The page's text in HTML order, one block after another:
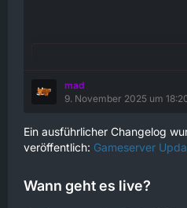
Der Inhalt kann nicht
keine Berechtigung
mad
9. November 2025 um
Ein ausführlicher Changelog
veröffentlich: Gameserver
Wann geht es live?